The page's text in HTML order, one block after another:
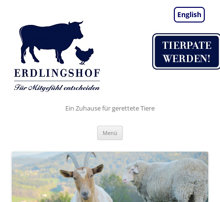
English
Ein Zuhause für gerettete Tiere
Menü